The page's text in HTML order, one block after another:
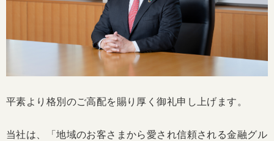
平素より格別のご高配を賜り厚く御礼申し上げます。
当社は、「地域のお客さまから愛され信頼される金融グル